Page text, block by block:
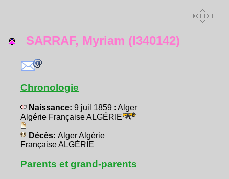
SARRAF, Myriam (I340142)
Chronologie
Naissance: 9 juil 1859 : Alger
Algérie Française ALGÉRIE
Décès: Alger Algérie
Française ALGÉRIE
Parents et grand-parents